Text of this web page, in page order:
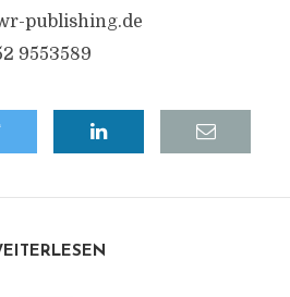
publishing.de
9553589